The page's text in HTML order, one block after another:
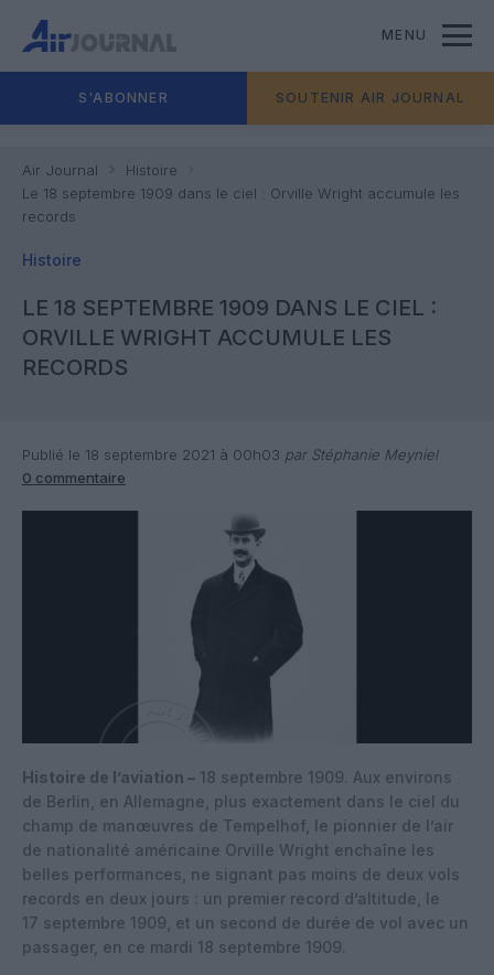
MENU
S'ABONNER SOUTENIR AIR JOURNAL
Air Journal
Histoire
Le 18 septembre 1909 dans le ciel : Orville Wright accumule les
records
Histoire
LE 18 SEPTEMBRE 1909 DANS LE CIEL :
ORVILLE WRIGHT ACCUMULE LES
RECORDS
Publié le 18 septembre 2021 à 00h03 par Stéphanie Meyniel
0 commentaire
Histoire de l’aviation – 18 septembre 1909. Aux environs
de Berlin, en Allemagne, plus exactement dans le ciel du
champ de manœuvres de Tempelhof, le pionnier de l’air
de nationalité américaine Orville Wright enchaîne les
belles performances, ne signant pas moins de deux vols
records en deux jours : un premier record d’altitude, le
17 septembre 1909, et un second de durée de vol avec un
passager, en ce mardi 18 septembre 1909.